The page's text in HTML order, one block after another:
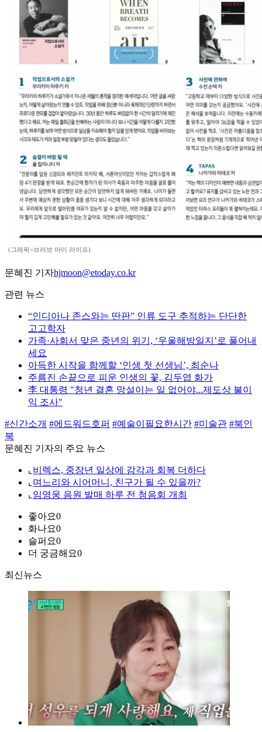
(그래픽=브라보 마이 라이프)
문혜진 기자hjmoon@etoday.co.kr
관련 뉴스
“인디아나 존스와는 딴판” 인류 도구 추적하는 단단한
고고학자
가족·사회서 맞은 중년의 위기, ‘우울해방일지’로 풀어내
세요
아득한 시작을 함께할 ‘인생 첫 선생님’, 최순나
주름진 손끝으로 피운 인생의 꽃, 김두엽 화가
李 대통령 "청년 결혼 망설이는 일 없어야...제도상 불이
익 조사"
#신간소개 #에드워드호퍼 #예술이필요한시간 #미술관 #북인
북
문혜진 기자의 주요 뉴스
⌞ 비렉스, 중장년 일상에 감각과 회복 더하다
⌞ 며느리와 시어머니, 친구가 될 수 있을까?
⌞ 임영웅 음원 발매 하루 전 청음회 개최
좋아요0
화나요0
슬퍼요0
더 궁금해요0
최신뉴스